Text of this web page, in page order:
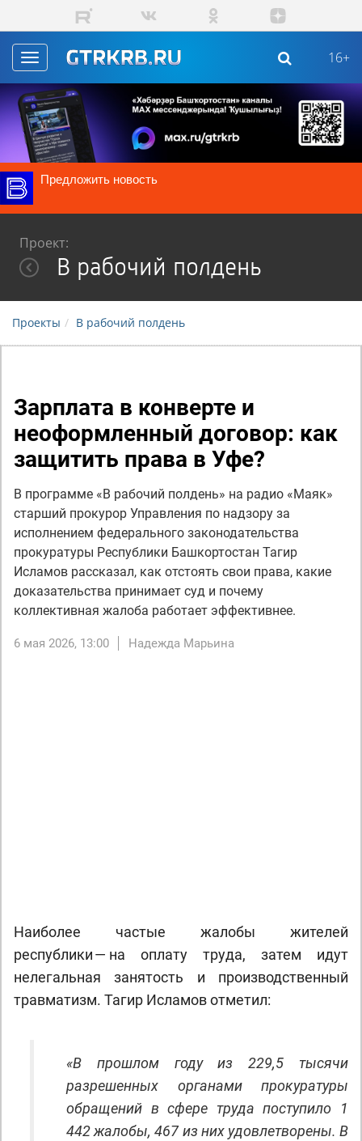
Перейти к основному содержанию
Toggle
navigation
16+
Предложить новость
Проект:
В рабочий полдень
Проекты В рабочий полдень
Зарплата в конверте и
неоформленный договор: как
защитить права в Уфе?
В программе «В рабочий полдень» на радио «Маяк»
старший прокурор Управления по надзору за
исполнением федерального законодательства
прокуратуры Республики Башкортостан Тагир
Исламов рассказал, как отстоять свои права, какие
доказательства принимает суд и почему
коллективная жалоба работает эффективнее.
6 мая 2026, 13:00 Надежда Марьина
Наиболее частые жалобы жителей
республики — на оплату труда, затем идут
нелегальная занятость и производственный
травматизм. Тагир Исламов отметил:
«В прошлом году из 229,5 тысячи
разрешенных органами прокуратуры
обращений в сфере труда поступило 1
442 жалобы, 467 из них удовлетворены. В